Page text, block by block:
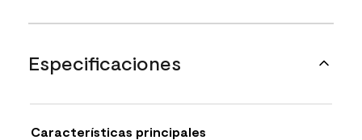
Especificaciones
Características principales